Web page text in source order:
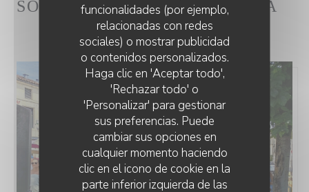
funcionalidades (por ejemplo,
relacionadas con redes
sociales) o mostrar publicidad
o contenidos personalizados.
Haga clic en 'Aceptar todo',
'Rechazar todo' o
'Personalizar' para gestionar
sus preferencias. Puede
cambiar sus opciones en
cualquier momento haciendo
clic en el icono de cookie en la
parte inferior izquierda de las
SOIRÉE CONCERT ET PAËLLA
BRASSERIE L'EXPRESS